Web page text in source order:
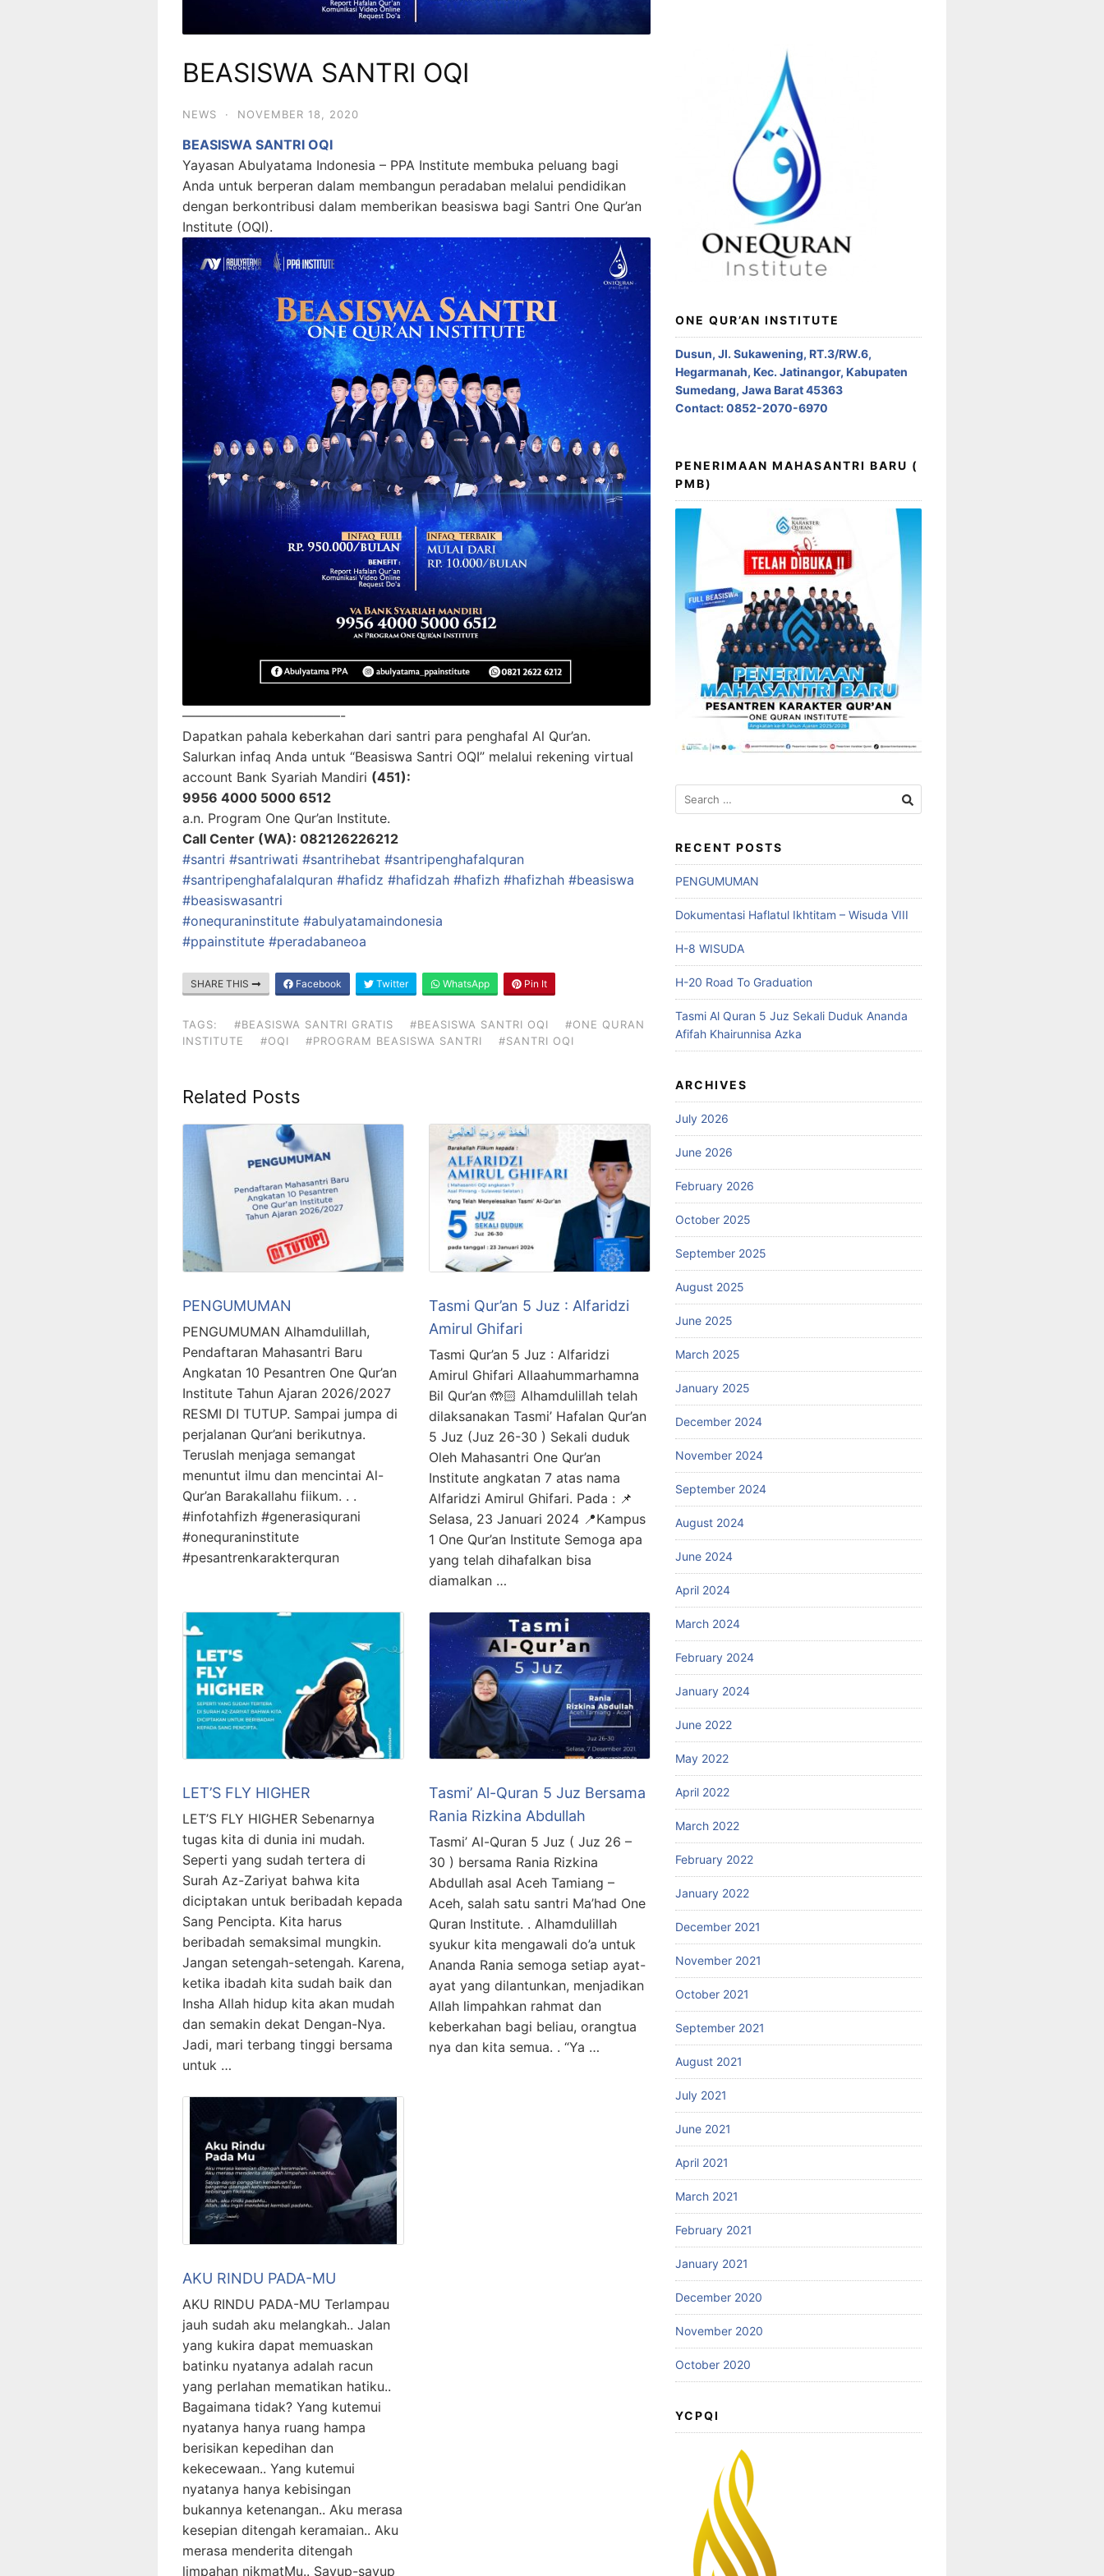
BEASISWA SANTRI OQI
NEWS · NOVEMBER 18, 2020
BEASISWA SANTRI OQI
Yayasan Abulyatama Indonesia – PPA Institute membuka peluang bagi
Anda untuk berperan dalam membangun peradaban melalui pendidikan
dengan berkontribusi dalam memberikan beasiswa bagi Santri One Qur’an
Institute (OQI).
————————————-
Dapatkan pahala keberkahan dari santri para penghafal Al Qur’an.
Salurkan infaq Anda untuk “Beasiswa Santri OQI” melalui rekening virtual
account Bank Syariah Mandiri (451):
9956 4000 5000 6512
a.n. Program One Qur’an Institute.
Call Center (WA): 082126226212
#santri #santriwati #santrihebat #santripenghafalquran
#santripenghafalalquran #hafidz #hafidzah #hafizh #hafizhah #beasiswa
#beasiswasantri
#onequraninstitute #abulyatamaindonesia
#ppainstitute #peradabaneoa
SHARE THIS Facebook Twitter WhatsApp Pin It
TAGS: #BEASISWA SANTRI GRATIS #BEASISWA SANTRI OQI
#ONE QURAN
INSTITUTE
#OQI #PROGRAM BEASISWA SANTRI #SANTRI OQI
Related Posts
PENGUMUMAN
PENGUMUMAN Alhamdulillah,
Pendaftaran Mahasantri Baru
Angkatan 10 Pesantren One Qur’an
Institute Tahun Ajaran 2026/2027
RESMI DI TUTUP. Sampai jumpa di
perjalanan Qur’ani berikutnya.
Teruslah menjaga semangat
menuntut ilmu dan mencintai Al-
Qur’an Barakallahu fiikum. . .
#infotahfizh #generasiqurani
#onequraninstitute
#pesantrenkarakterquran
Tasmi Qur’an 5 Juz : Alfaridzi
Amirul Ghifari
Tasmi Qur’an 5 Juz : Alfaridzi
Amirul Ghifari Allaahummarhamna
Bil Qur’an 🤲🏻 Alhamdulillah telah
dilaksanakan Tasmi’ Hafalan Qur’an
5 Juz (Juz 26-30 ) Sekali duduk
Oleh Mahasantri One Qur’an
Institute angkatan 7 atas nama
Alfaridzi Amirul Ghifari. Pada : 📌
Selasa, 23 Januari 2024 📍Kampus
1 One Qur’an Institute Semoga apa
yang telah dihafalkan bisa
diamalkan …
LET’S FLY HIGHER
LET’S FLY HIGHER Sebenarnya
tugas kita di dunia ini mudah.
Seperti yang sudah tertera di
Surah Az-Zariyat bahwa kita
diciptakan untuk beribadah kepada
Sang Pencipta. Kita harus
beribadah semaksimal mungkin.
Jangan setengah-setengah. Karena,
ketika ibadah kita sudah baik dan
Insha Allah hidup kita akan mudah
dan semakin dekat Dengan-Nya.
Jadi, mari terbang tinggi bersama
untuk …
Tasmi’ Al-Quran 5 Juz Bersama
Rania Rizkina Abdullah
Tasmi’ Al-Quran 5 Juz ( Juz 26 –
30 ) bersama Rania Rizkina
Abdullah asal Aceh Tamiang –
Aceh, salah satu santri Ma’had One
Quran Institute. . Alhamdulillah
syukur kita mengawali do’a untuk
Ananda Rania semoga setiap ayat-
ayat yang dilantunkan, menjadikan
Allah limpahkan rahmat dan
keberkahan bagi beliau, orangtua
nya dan kita semua. . “Ya …
AKU RINDU PADA-MU
AKU RINDU PADA-MU Terlampau
jauh sudah aku melangkah.. Jalan
yang kukira dapat memuaskan
batinku nyatanya adalah racun
yang perlahan mematikan hatiku..
Bagaimana tidak? Yang kutemui
nyatanya hanya ruang hampa
berisikan kepedihan dan
kekecewaan.. Yang kutemui
nyatanya hanya kebisingan
bukannya ketenangan.. Aku merasa
kesepian ditengah keramaian.. Aku
merasa menderita ditengah
limpahan nikmatMu.. Sayup-sayup
ONE QUR’AN INSTITUTE
Dusun, Jl. Sukawening, RT.3/RW.6,
Hegarmanah, Kec. Jatinangor, Kabupaten
Sumedang, Jawa Barat 45363
Contact: 0852-2070-6970
PENERIMAAN MAHASANTRI BARU (
PMB)
Search
for:
RECENT POSTS
PENGUMUMAN
Dokumentasi Haflatul Ikhtitam – Wisuda VIII
H-8 WISUDA
H-20 Road To Graduation
Tasmi Al Quran 5 Juz Sekali Duduk Ananda
Afifah Khairunnisa Azka
ARCHIVES
July 2026
June 2026
February 2026
October 2025
September 2025
August 2025
June 2025
March 2025
January 2025
December 2024
November 2024
September 2024
August 2024
June 2024
April 2024
March 2024
February 2024
January 2024
June 2022
May 2022
April 2022
March 2022
February 2022
January 2022
December 2021
November 2021
October 2021
September 2021
August 2021
July 2021
June 2021
April 2021
March 2021
February 2021
January 2021
December 2020
November 2020
October 2020
YCPQI